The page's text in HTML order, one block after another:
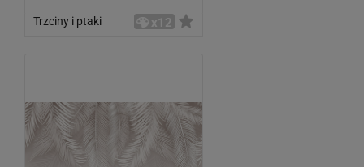
Trzciny i ptaki x12